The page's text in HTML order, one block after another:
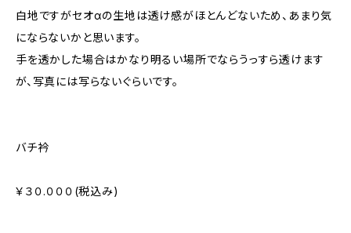
白地ですがセオαの生地は透け感がほとんどないため、あまり気
にならないかと思います。
手を透かした場合はかなり明るい場所でならうっすら透けます
が、写真には写らないぐらいです。
バチ衿
￥３０.０００(税込み)